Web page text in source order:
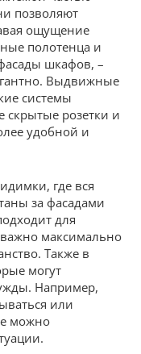
позволяют
ощущение
полотенца и
шкафов, –
Выдвижные
системы
скрытые розетки и
удобной и
где вся
за фасадами
для
максимально
Также в
могут
Например,
или
можно